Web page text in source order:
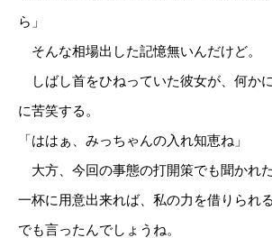
ら」
そんな相場出した記憶無いんだけど。
しばし首をひねっていた彼女が、何か
に苦笑する。
「ははぁ、みっちゃんの入れ知恵ね」
大方、今回の事態の打開策でも聞かれ
一杯に用意出来れば、私の力を借りられ
でも言ったんでしょうね。